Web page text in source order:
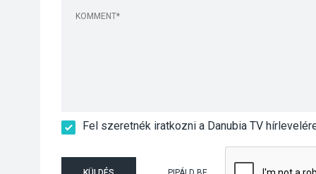
Fel szeretnék iratkozni a Danubia TV